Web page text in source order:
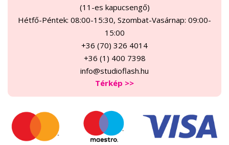
(11-es kapucsengő)
Hétfő-Péntek: 08:00-15:30, Szombat-Vasárnap: 09:00-
15:00
+36 (70) 326 4014
+36 (1) 400 7398
info@studioflash.hu
Térkép >>